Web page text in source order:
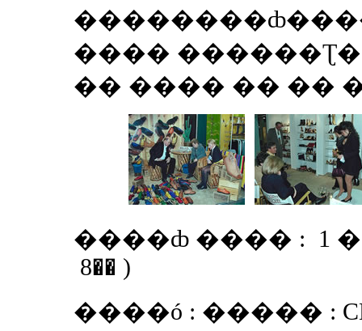
����
���� �� �� �ִ�.
����ȸ ���� : 1 �⿡ 2
8�� )
����ó : ����� :